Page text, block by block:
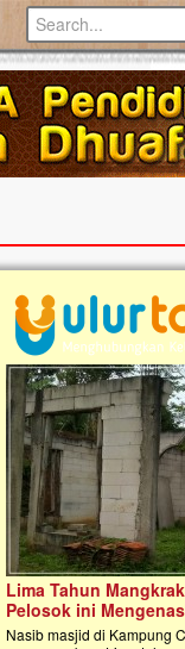
Palestina Masih
Tangan Bantu Mereka
Sahabat, Ulurtangan mari
terbaikmu untuk warga
menguatkan mereka
mencekam ini. Mari
berdonasi dengan cara:...